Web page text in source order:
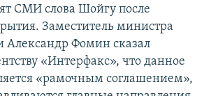
СМИ слова Шойгу после
Заместитель министра
Александр Фомин сказал
«Интерфакс», что данное
«рамочным соглашением»,